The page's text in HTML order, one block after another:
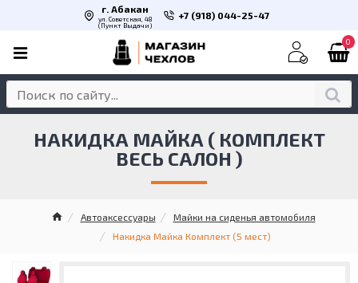
г. Абакан
ул. Советская, 48
(Пункт Выдачи)
+7 (918) 044-25-47
0
Автоаксессуары
Майки на сиденья автомобиля
Накидка Майка Комплект (5 мест)
НАКИДКА МАЙКА ( КОМПЛЕКТ
ВЕСЬ САЛОН )